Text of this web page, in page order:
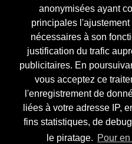
anonymisées ayant
principales
nécessaires à son
justification du trafic
publicitaires. En
vous acceptez ce
l'enregistrement de
liées à votre adresse IP,
fins statistiques, de
le piratage. Pour
Bienvenue
Réalisations
Divers (et d’été)
Annonces
Liens externes
Téléchargement